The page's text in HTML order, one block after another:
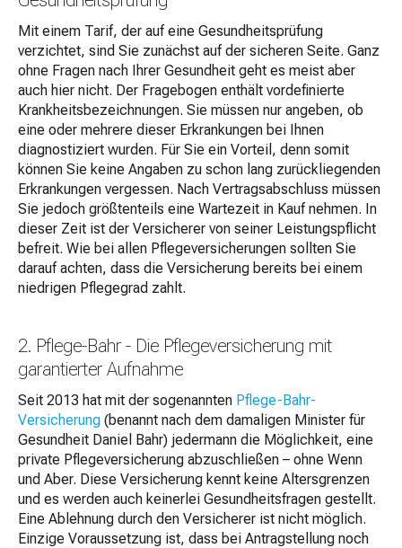
Mit einem Tarif, der auf eine Gesundheitsprüfung
verzichtet, sind Sie zunächst auf der sicheren Seite. Ganz
ohne Fragen nach Ihrer Gesundheit geht es meist aber
auch hier nicht. Der Fragebogen enthält vordefinierte
Krankheitsbezeichnungen. Sie müssen nur angeben, ob
eine oder mehrere dieser Erkrankungen bei Ihnen
diagnostiziert wurden. Für Sie ein Vorteil, denn somit
können Sie keine Angaben zu schon lang zurückliegenden
Erkrankungen vergessen. Nach Vertragsabschluss müssen
Sie jedoch größtenteils eine Wartezeit in Kauf nehmen. In
dieser Zeit ist der Versicherer von seiner Leistungspflicht
befreit. Wie bei allen Pflegeversicherungen sollten Sie
darauf achten, dass die Versicherung bereits bei einem
niedrigen Pflegegrad zahlt.
2. Pflege-Bahr - Die Pflegeversicherung mit
garantierter Aufnahme
Seit 2013 hat mit der sogenannten Pflege-Bahr-
Versicherung (benannt nach dem damaligen Minister für
Gesundheit Daniel Bahr) jedermann die Möglichkeit, eine
private Pflegeversicherung abzuschließen – ohne Wenn
und Aber. Diese Versicherung kennt keine Altersgrenzen
und es werden auch keinerlei Gesundheitsfragen gestellt.
Eine Ablehnung durch den Versicherer ist nicht möglich.
Einzige Voraussetzung ist, dass bei Antragstellung noch